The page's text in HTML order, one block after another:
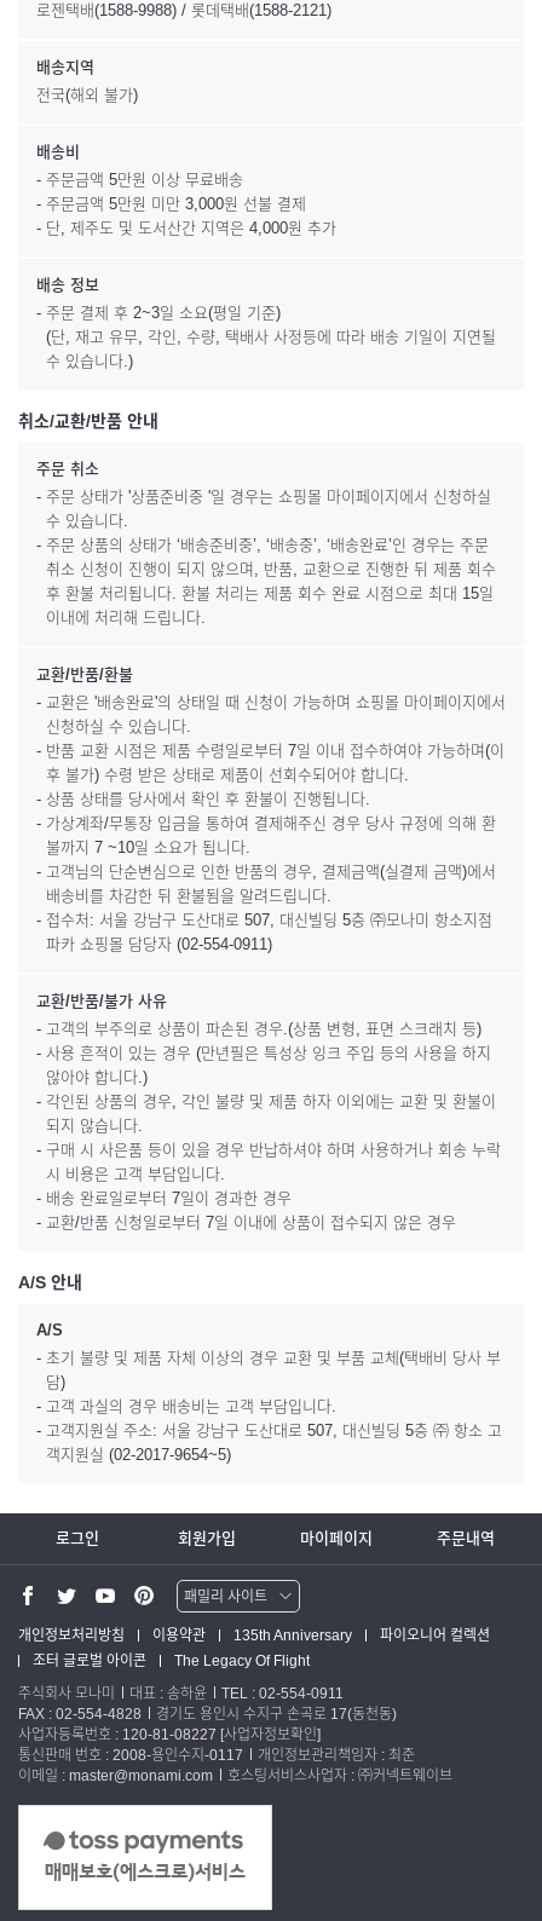
로젠택배(1588-9988) / 롯데택배(1588-2121)
배송지역
전국(해외 불가)
배송비
- 주문금액 5만원 이상 무료배송
- 주문금액 5만원 미만 3,000원 선불 결제
- 단, 제주도 및 도서산간 지역은 4,000원 추가
배송 정보
- 주문 결제 후 2~3일 소요(평일 기준)
(단, 재고 유무, 각인, 수량, 택배사 사정등에 따라 배송 기일이 지연될
수 있습니다.)
취소/교환/반품 안내
주문 취소
- 주문 상태가 '상품준비중 '일 경우는 쇼핑몰 마이페이지에서 신청하실
수 있습니다.
- 주문 상품의 상태가 ‘배송준비중’, ‘배송중’, ‘배송완료’인 경우는 주문
취소 신청이 진행이 되지 않으며, 반품, 교환으로 진행한 뒤 제품 회수
후 환불 처리됩니다. 환불 처리는 제품 회수 완료 시점으로 최대 15일
이내에 처리해 드립니다.
교환/반품/환불
- 교환은 '배송완료'의 상태일 때 신청이 가능하며 쇼핑몰 마이페이지에서
신청하실 수 있습니다.
- 반품 교환 시점은 제품 수령일로부터 7일 이내 접수하여야 가능하며(이
후 불가) 수령 받은 상태로 제품이 선회수되어야 합니다.
- 상품 상태를 당사에서 확인 후 환불이 진행됩니다.
- 가상계좌/무통장 입금을 통하여 결제해주신 경우 당사 규정에 의해 환
불까지 7 ~10일 소요가 됩니다.
- 고객님의 단순변심으로 인한 반품의 경우, 결제금액(실결제 금액)에서
배송비를 차감한 뒤 환불됨을 알려드립니다.
- 접수처: 서울 강남구 도산대로 507, 대신빌딩 5층 ㈜모나미 항소지점
파카 쇼핑몰 담당자 (02-554-0911)
교환/반품/불가 사유
- 고객의 부주의로 상품이 파손된 경우.(상품 변형, 표면 스크래치 등)
- 사용 흔적이 있는 경우 (만년필은 특성상 잉크 주입 등의 사용을 하지
않아야 합니다.)
- 각인된 상품의 경우, 각인 불량 및 제품 하자 이외에는 교환 및 환불이
되지 않습니다.
- 구매 시 사은품 등이 있을 경우 반납하셔야 하며 사용하거나 회송 누락
시 비용은 고객 부담입니다.
- 배송 완료일로부터 7일이 경과한 경우
- 교환/반품 신청일로부터 7일 이내에 상품이 접수되지 않은 경우
A/S 안내
A/S
- 초기 불량 및 제품 자체 이상의 경우 교환 및 부품 교체(택배비 당사 부
담)
- 고객 과실의 경우 배송비는 고객 부담입니다.
- 고객지원실 주소: 서울 강남구 도산대로 507, 대신빌딩 5층 ㈜ 항소 고
객지원실 (02-2017-9654~5)
로그인 회원가입 마이페이지 주문내역
패밀리 사이트
워터맨 쇼핑몰
파카 글로벌
개인정보처리방침 이용약관 135th Anniversary
파이오니어 컬렉션
조터 글로벌 아이콘
The Legacy Of Flight
주식회사 모나미
대표 : 송하윤
TEL : 02-554-0911
FAX : 02-554-4828
경기도 용인시 수지구 손곡로 17(동천동)
사업자등록번호 : 120-81-08227 [사업자정보확인]
통신판매 번호 : 2008-용인수지-0117
개인정보관리책임자 : 최준
이메일 : master@monami.com
호스팅서비스사업자 : ㈜커넥트웨이브